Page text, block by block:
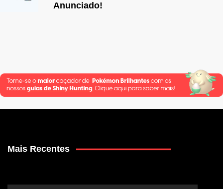
Anunciado!
Mais Recentes